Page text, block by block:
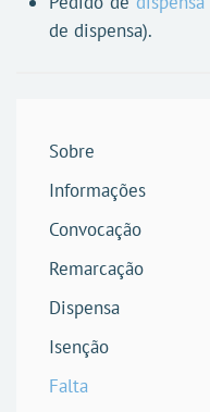
de dispensa).
Sobre
Informações
Convocação
Remarcação
Dispensa
Isenção
Falta